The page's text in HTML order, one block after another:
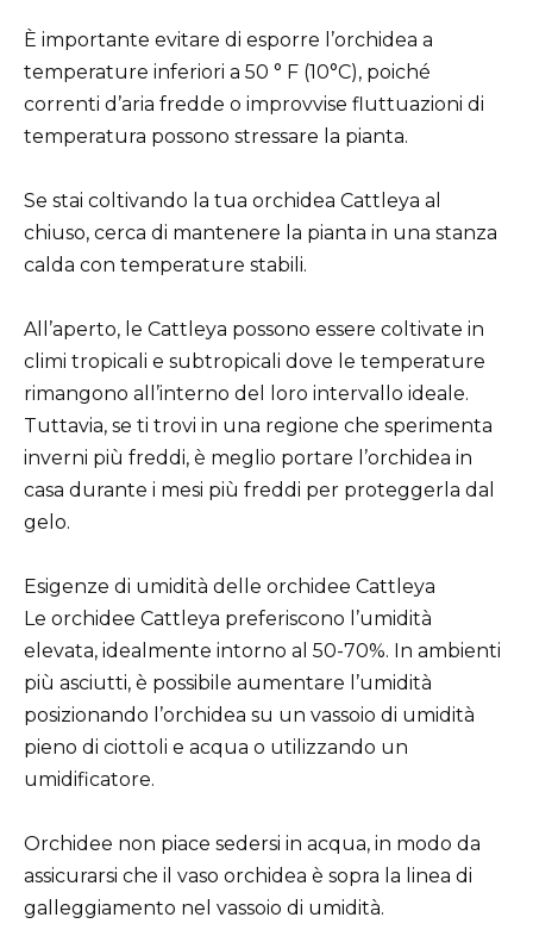
È importante evitare di esporre l’orchidea a
temperature inferiori a 50 ° F (10°C), poiché
correnti d’aria fredde o improvvise fluttuazioni di
temperatura possono stressare la pianta.
Se stai coltivando la tua orchidea Cattleya al
chiuso, cerca di mantenere la pianta in una stanza
calda con temperature stabili.
All’aperto, le Cattleya possono essere coltivate in
climi tropicali e subtropicali dove le temperature
rimangono all’interno del loro intervallo ideale.
Tuttavia, se ti trovi in una regione che sperimenta
inverni più freddi, è meglio portare l’orchidea in
casa durante i mesi più freddi per proteggerla dal
gelo.
Esigenze di umidità delle orchidee Cattleya
Le orchidee Cattleya preferiscono l’umidità
elevata, idealmente intorno al 50-70%. In ambienti
più asciutti, è possibile aumentare l’umidità
posizionando l’orchidea su un vassoio di umidità
pieno di ciottoli e acqua o utilizzando un
umidificatore.
Orchidee non piace sedersi in acqua, in modo da
assicurarsi che il vaso orchidea è sopra la linea di
galleggiamento nel vassoio di umidità.